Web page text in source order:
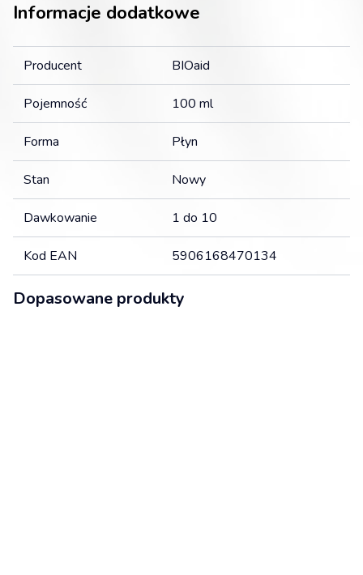
Informacje dodatkowe
Producent BIOaid
Pojemność 100 ml
Forma Płyn
Stan Nowy
Dawkowanie 1 do 10
Kod EAN 5906168470134
Dopasowane produkty